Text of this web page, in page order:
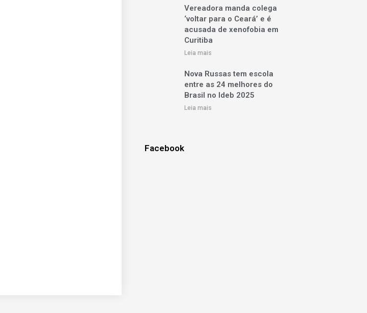
Vereadora manda colega
‘voltar para o Ceará’ e é
acusada de xenofobia em
Curitiba
Leia mais
Nova Russas tem escola
entre as 24 melhores do
Brasil no Ideb 2025
Leia mais
Facebook